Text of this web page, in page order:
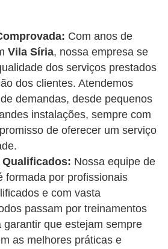
Com anos de
Vila Síria, nossa empresa se
dos serviços prestados
dos clientes. Atendemos
demandas, desde pequenos
instalações, sempre com
de oferecer um serviço
Nossa equipe de
formada por profissionais
e com vasta
passam por treinamentos
garantir que estejam sempre
as melhores práticas e